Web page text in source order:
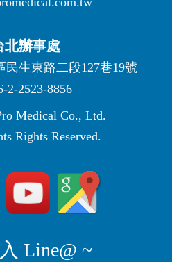
辦事處
民生東路二段127巷19號
2-2523-8856
Medical Co., Ltd.
Rights Reserved.
Line@ ~